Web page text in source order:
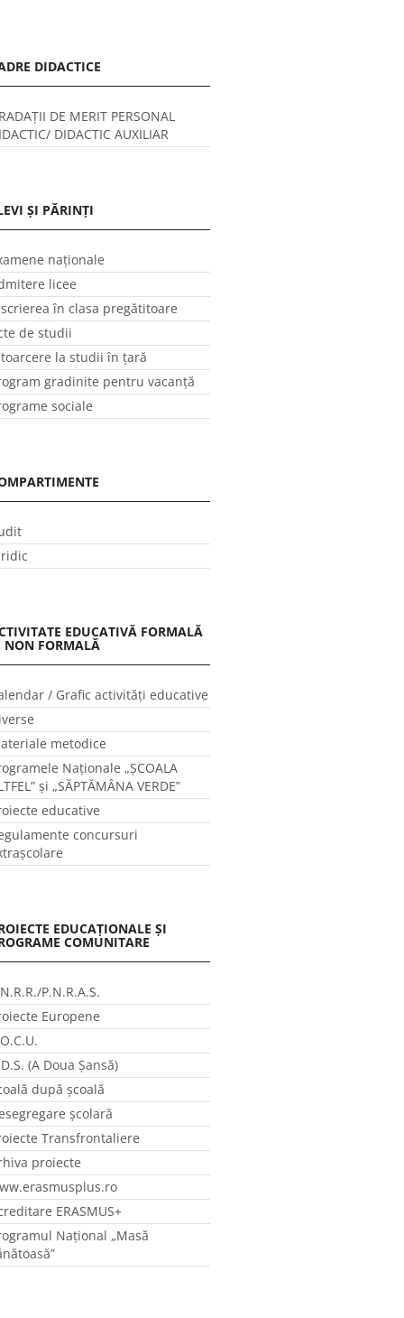
DIDACTICE
DE MERIT PERSONAL
DIDACTIC AUXILIAR
ȘI PĂRINȚI
naționale
licee
în clasa pregătitoare
de studii
la studii în ţară
gradinite pentru vacanţă
sociale
EDUCATIVĂ FORMALĂ
NON FORMALĂ
/ Grafic activităţi educative
metodice
Naţionale „ŞCOALA
și „SĂPTĂMÂNA VERDE”
educative
concursuri
EDUCAȚIONALE ȘI
COMUNITARE
P.N.R.A.S.
Europene
(A Doua Șansă)
după școală
școlară
Transfrontaliere
proiecte
ERASMUS+
Național „Masă